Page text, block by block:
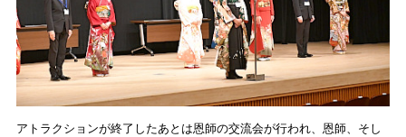
アトラクションが終了したあとは恩師の交流会が行われ、恩師、そし